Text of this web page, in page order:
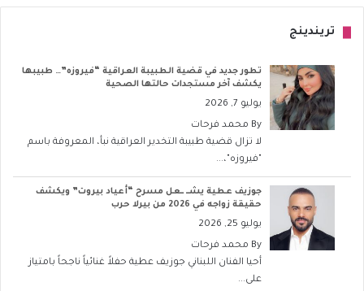
تريندينج
تطور جديد في قضية الطبيبة العراقية “فيروزه”… طبيبها
يكشف آخر مستجدات حالتها الصحية
يوليو 7, 2026
By محمد فرحات
لا تزال قضية طبيبة التخدير العراقية نبأ، المعروفة باسم
"فيروزه"،...
جوزيف عطية يشــ ــعل مسرح “أعياد بيروت” ويكشف
حقيقة زواجه في 2026 من بيرلا حرب
يوليو 25, 2026
By محمد فرحات
أحيا الفنان اللبناني جوزيف عطية حفلاً غنائياً ناجحاً بامتياز
على...